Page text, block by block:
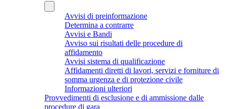
Avvisi di preinformazione
Determina a contrarre
Avvisi e Bandi
Avviso sui risultati delle procedure di
affidamento
Avvisi sistema di qualificazione
Affidamenti diretti di lavori, servizi e forniture di
somma urgenza e di protezione civile
Informazioni ulteriori
Provvedimenti di esclusione e di ammissione dalle
procedure di gara